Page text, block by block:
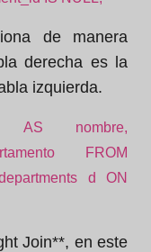
de manera
derecha es la
izquierda.
AS nombre,
FROM
d ON
Join**, en este